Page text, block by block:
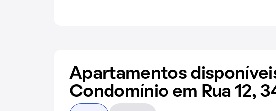
Apartamentos
Condomínio em Rua 12,